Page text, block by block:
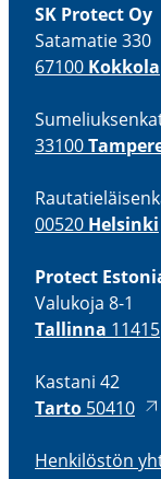
SK Protect Oy
Satamatie 330
67100 Kokkola
33100
00520 Helsinki
Protect
Valukoja 8-1
Tallinna 11415
Kastani 42
Tarto 50410
Henki­löstön